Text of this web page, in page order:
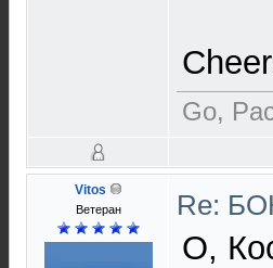
Go,
Vitos
Ветеран Re:
О,